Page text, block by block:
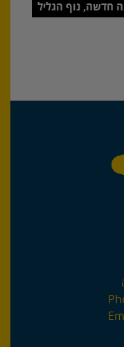
חדשה, נוף הגליל